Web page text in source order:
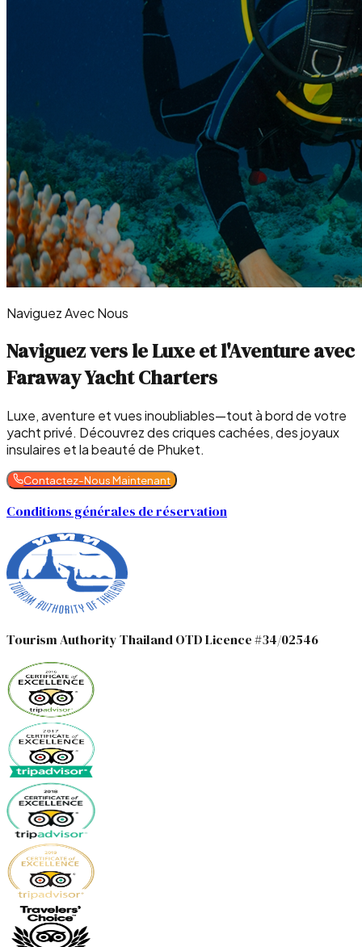
Naviguez Avec Nous
Naviguez vers le Luxe et l'Aventure avec
Faraway Yacht Charters
Luxe, aventure et vues inoubliables—tout à bord de votre
yacht privé. Découvrez des criques cachées, des joyaux
insulaires et la beauté de Phuket.
Contactez-Nous Maintenant
Conditions générales de réservation
Tourism Authority Thailand OTD Licence #34/02546